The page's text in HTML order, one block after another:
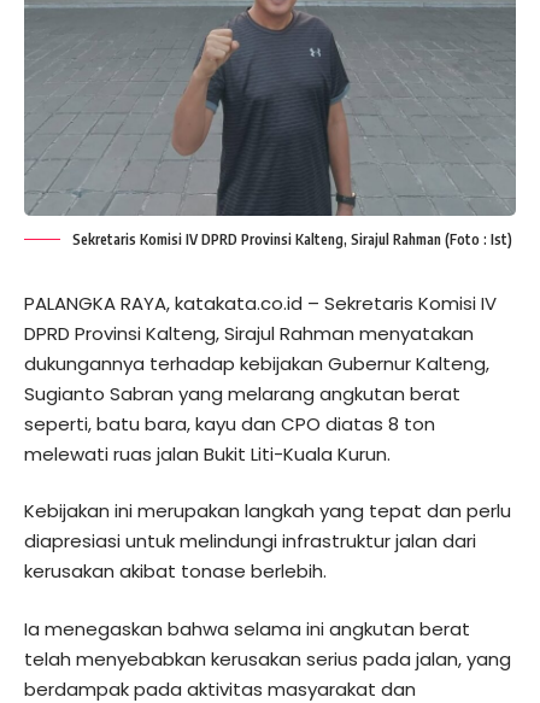
Sekretaris Komisi IV DPRD Provinsi Kalteng, Sirajul Rahman (Foto : Ist)
PALANGKA RAYA, katakata.co.id – Sekretaris Komisi IV
DPRD Provinsi Kalteng, Sirajul Rahman menyatakan
dukungannya terhadap kebijakan Gubernur Kalteng,
Sugianto Sabran yang melarang angkutan berat
seperti, batu bara, kayu dan CPO diatas 8 ton
melewati ruas jalan Bukit Liti-Kuala Kurun.
Kebijakan ini merupakan langkah yang tepat dan perlu
diapresiasi untuk melindungi infrastruktur jalan dari
kerusakan akibat tonase berlebih.
Ia menegaskan bahwa selama ini angkutan berat
telah menyebabkan kerusakan serius pada jalan, yang
berdampak pada aktivitas masyarakat dan